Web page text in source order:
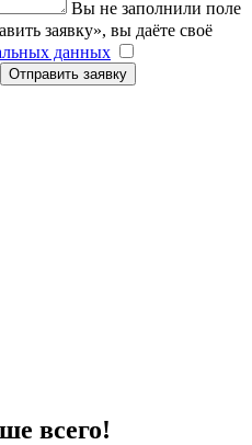
Вы не заполнили поле
заявку», вы даёте своё
данных
Отправить заявку
всего!